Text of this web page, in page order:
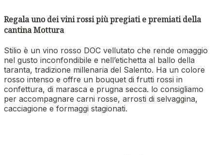
Regala uno dei vini rossi più pregiati e premiati della
cantina Mottura
Stilio è un vino rosso DOC vellutato che rende omaggio
nel gusto inconfondibile e nell’etichetta al ballo della
taranta, tradizione millenaria del Salento. Ha un colore
rosso intenso e offre un bouquet di frutti rossi in
confettura, di marasca e prugna secca. lo consigliamo
per accompagnare carni rosse, arrosti di selvaggina,
cacciagione e formaggi stagionati.